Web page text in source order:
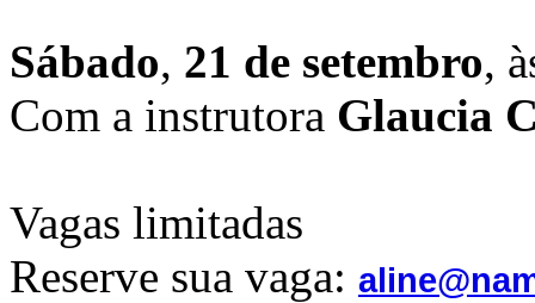
Sábado, 21 de setembro,
Com a instrutora Glaucia
Vagas limitadas
Reserve sua vaga: